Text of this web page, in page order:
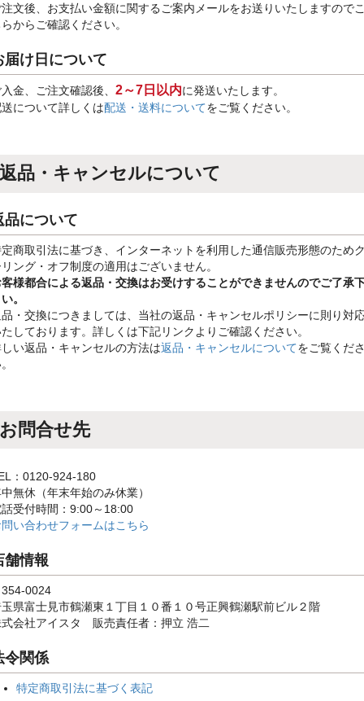
文後、お支払い金額に関するご案内メールをお送りいたしますので
からご確認ください。
届け日について
金、ご注文確認後、 2～7日以内に発送いたします。
について詳しくは配送・送料についてをご覧ください。
返品・キャンセルについて
品について
商取引法に基づき、インターネットを利用した通信販売形態のため
ング・オフ制度の適用はございません。
様都合による返品・交換はお受けすることができませんのでご了承
。
・交換につきましては、当社の返品・キャンセルポリシーに則り対
しております。詳しくは下記リンクよりご確認ください。
い返品・キャンセルの方法は返品・キャンセルについてをご覧くだ
お問合せ先
：0120-924-180
無休（年末年始のみ休業）
受付時間：9:00～18:00
い合わせフォームはこちら
舗情報
0024
県富士見市鶴瀬東１丁目１０番１０号正興鶴瀬駅前ビル２階
会社アイスタ 販売責任者：押立 浩二
令関係
特定商取引法に基づく表記